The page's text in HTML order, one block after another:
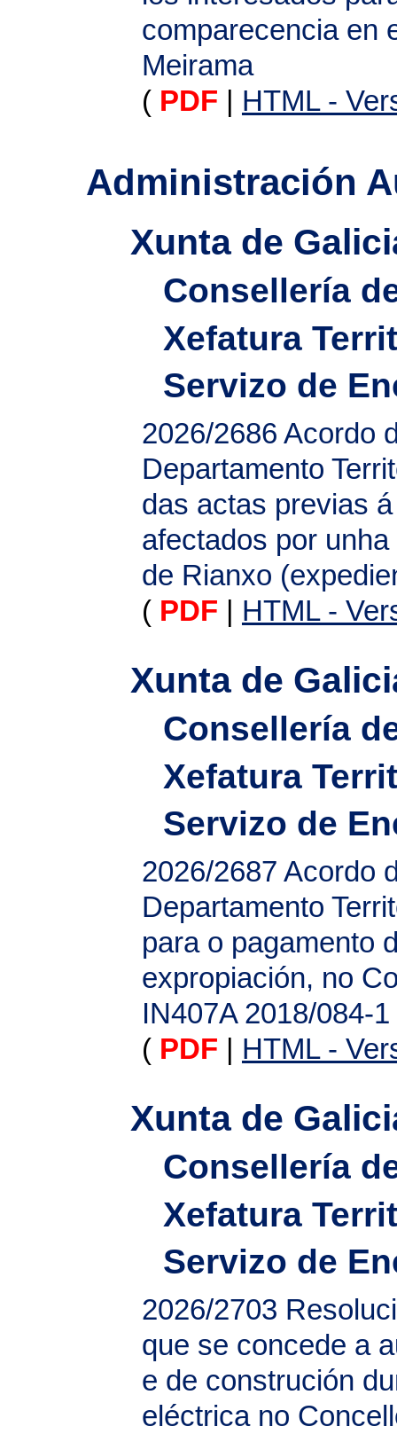
comparecencia en
Meirama
( PDF HTML -
Administración
Xunta de
Consellería
Xefatura
Servizo de
2026/2686 Acordo
Departamento
das actas previas
afectados por
de Rianxo
( PDF HTML -
Xunta de
Consellería
Xefatura
Servizo de
2026/2687 Acordo
Departamento
para o pagamento
expropiación, no
IN407A 2018/084-
( PDF HTML -
Xunta de
Consellería
Xefatura
Servizo de
2026/2703
que se concede a
e de construción
eléctrica no